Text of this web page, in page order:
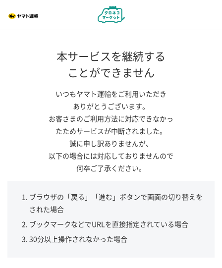
本サービスを継続する
ことができません
いつもヤマト運輸をご利用いただき
ありがとうございます。
お客さまのご利用方法に対応できなかっ
たためサービスが中断されました。
誠に申し訳ありませんが、
以下の場合には対応しておりませんので
何卒ご了承ください。
ブラウザの「戻る」「進む」ボタンで画面の切り替えを
された場合
ブックマークなどでURLを直接指定されている場合
30分以上操作されなかった場合